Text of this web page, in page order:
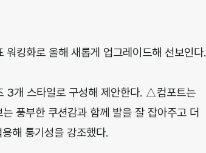
킹화로 올해 새롭게 업그레이드해 선보인다.
개 스타일로 구성해 제안한다. △컴포트는
풍부한 쿠션감과 함께 발을 잘 잡아주고 더
해 통기성을 강조했다.